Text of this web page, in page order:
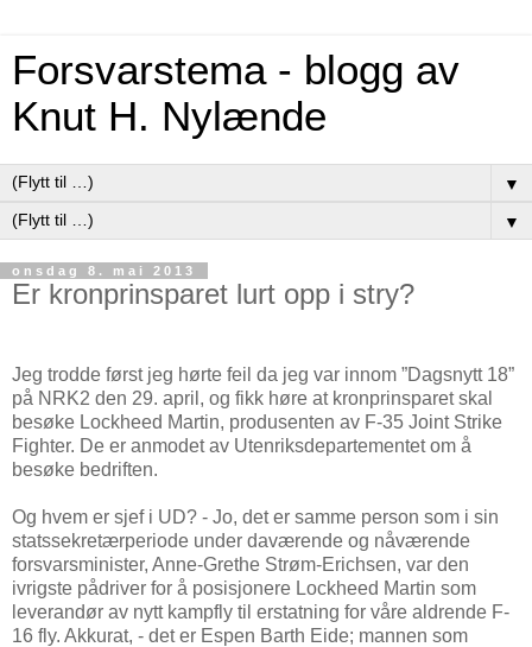
Forsvarstema - blogg av
Knut H. Nylænde
▼
▼
onsdag 8. mai 2013
Er kronprinsparet lurt opp i stry?
Jeg trodde først jeg hørte feil da jeg var innom ”Dagsnytt 18”
på NRK2 den 29. april, og fikk høre at kronprinsparet skal
besøke Lockheed Martin, produsenten av F-35 Joint Strike
Fighter. De er anmodet av Utenriksdepartementet om å
besøke bedriften.
Og hvem er sjef i UD? - Jo, det er samme person som i sin
statssekretærperiode under daværende og nåværende
forsvarsminister, Anne-Grethe Strøm-Erichsen, var den
ivrigste pådriver for å posisjonere Lockheed Martin som
leverandør av nytt kampfly til erstatning for våre aldrende F-
16 fly. Akkurat, - det er Espen Barth Eide; mannen som